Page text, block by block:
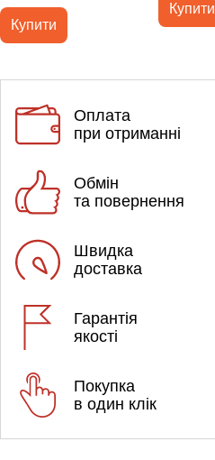
Купити
Купити
Оплата
при отриманні
Обмін
та повернення
Швидка
доставка
Гарантія
якості
Покупка
в один клік